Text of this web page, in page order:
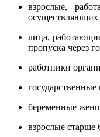
взрослые,
осуществляющих
лица,
пропуска через
работники
беременные
взрослые старше